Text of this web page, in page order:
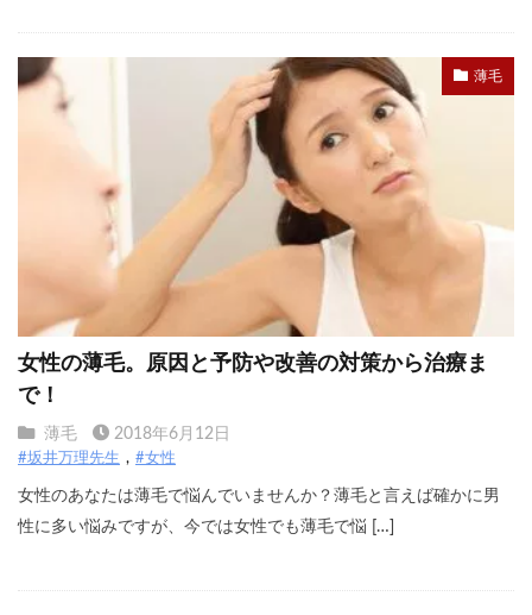
薄毛
女性の薄毛。原因と予防や改善の対策から治療ま
で！
薄毛 2018年6月12日
#坂井万理先生 #女性
女性のあなたは薄毛で悩んでいませんか？薄毛と言えば確かに男
性に多い悩みですが、今では女性でも薄毛で悩 […]